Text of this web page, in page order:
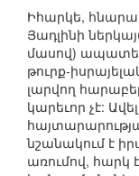
Իհարկե,
Յադլինի
մասով)
թուրք-
լարվող
կարեւոր չէ:
նշանակում է
առումով, հարկ